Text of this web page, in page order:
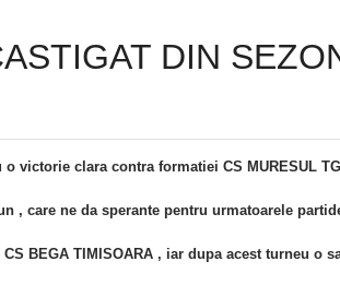
DIN
victorie clara contra formatiei CS MURESUL
, care ne da sperante pentru urmatoarele
BEGA TIMISOARA , iar dupa acest turneu